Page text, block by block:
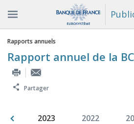
Vous êtes ici
Rapports annuels
Rapport annuel de la
Partager
2023 2022